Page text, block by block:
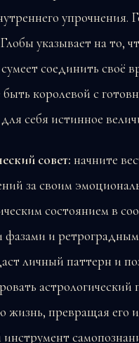
упрочнения.
указывает на то,
соединить своё
королевой с
себя истинное
совет: начните
за своим
состоянием в
фазами и
личный паттерн и
астрологический
жизнь, превращая его